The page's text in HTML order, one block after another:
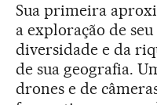
Sua primeira
a exploração de
diversidade e da
de sua geografia.
drones e de